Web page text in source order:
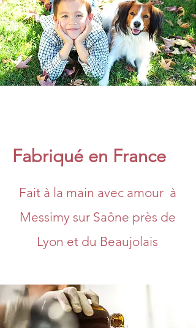
Fabriqué en France
​Fait à la main avec amour à
Messimy sur Saône près de
Lyon et du Beaujolais